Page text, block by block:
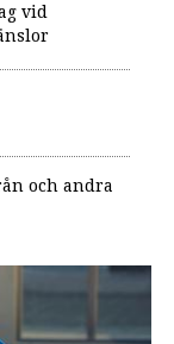
vid
och andra